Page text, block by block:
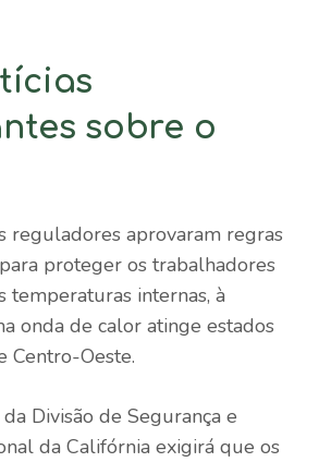
sobre o
reguladores aprovaram regras
proteger os trabalhadores
temperaturas internas, à
onda de calor atinge estados
Centro-Oeste.
Divisão de Segurança e
da Califórnia exigirá que os